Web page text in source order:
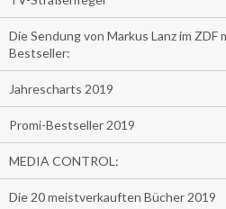
Die Sendung von Markus Lanz im ZDF
Bestseller:
Jahrescharts 2019
Promi-Bestseller 2019
MEDIA CONTROL:
Die 20 meistverkauften Bücher 2019